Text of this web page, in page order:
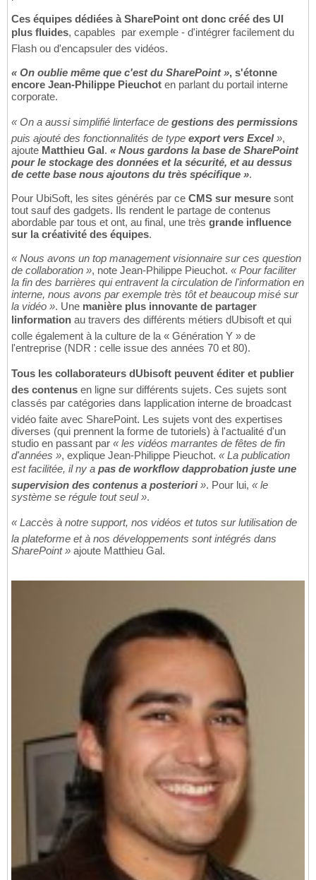
Ces équipes dédiées à SharePoint ont donc créé des UI
plus fluides, capables  par exemple - d'intégrer facilement du
Flash ou d'encapsuler des vidéos.
« On oublie même que c'est du SharePoint », s'étonne
encore Jean-Philippe Pieuchot en parlant du portail interne
corporate.
« On a aussi simplifié linterface de gestions des permissions
puis ajouté des fonctionnalités de type export vers Excel»,
ajoute Matthieu Gal. « Nous gardons la base de SharePoint
pour le stockage des données et la sécurité, et au dessus
de cette base nous ajoutons du très spécifique ».
Pour UbiSoft, les sites générés par ce CMS sur mesure sont
tout sauf des gadgets. Ils rendent le partage de contenus
abordable par tous et ont, au final, une très grande influence
sur la créativité des équipes.
« Nous avons un top management visionnaire sur ces question
de collaboration », note Jean-Philippe Pieuchot. « Pour faciliter
la fin des barrières qui entravent la circulation de l'information en
interne, nous avons par exemple très tôt et beaucoup misé sur
la vidéo ». Une manière plus innovante de partager
linformation au travers des différents métiers dUbisoft et qui
colle également à la culture de la « Génération Y » de
l'entreprise (NDR : celle issue des années 70 et 80).
Tous les collaborateurs dUbisoft peuvent éditer et publier
des contenus en ligne sur différents sujets. Ces sujets sont
classés par catégories dans lapplication interne de broadcast
vidéo faite avec SharePoint. Les sujets vont des expertises
diverses (qui prennent la forme de tutoriels) à l'actualité d'un
studio en passant par « les vidéos marrantes de fêtes de fin
d'années », explique Jean-Philippe Pieuchot. « La publication
est facilitée, il ny a pas de workflow dapprobation juste une
supervision des contenus a posteriori». Pour lui, « le
système se régule tout seul ».
« Laccès à notre support, nos vidéos et tutos sur lutilisation de
la plateforme et à nos développements sont intégrés dans
SharePoint » ajoute Matthieu Gal.